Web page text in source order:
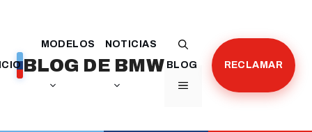
contenido
BLOG DE BMW
MENÚ
MODELOS
NOTICIAS
BLOG
RECLAMAR